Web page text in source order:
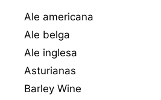
Ale americana
Ale belga
Ale inglesa
Asturianas
Barley Wine